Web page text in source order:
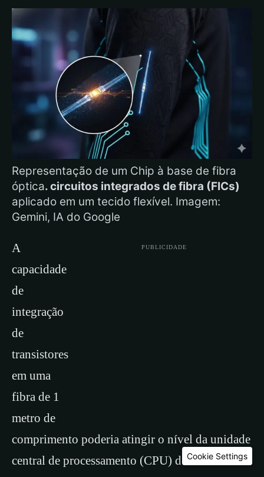
Representação de um Chip à base de fibra
óptica. circuitos integrados de fibra (FICs)
aplicado em um tecido flexível. Imagem:
Gemini, IA do Google
PUBLICIDADE
A
capacidade
de
integração
de
transistores
em uma
fibra de 1
metro de
comprimento poderia atingir o nível da unidade
central de processamento (CPU) de umCookie Settings